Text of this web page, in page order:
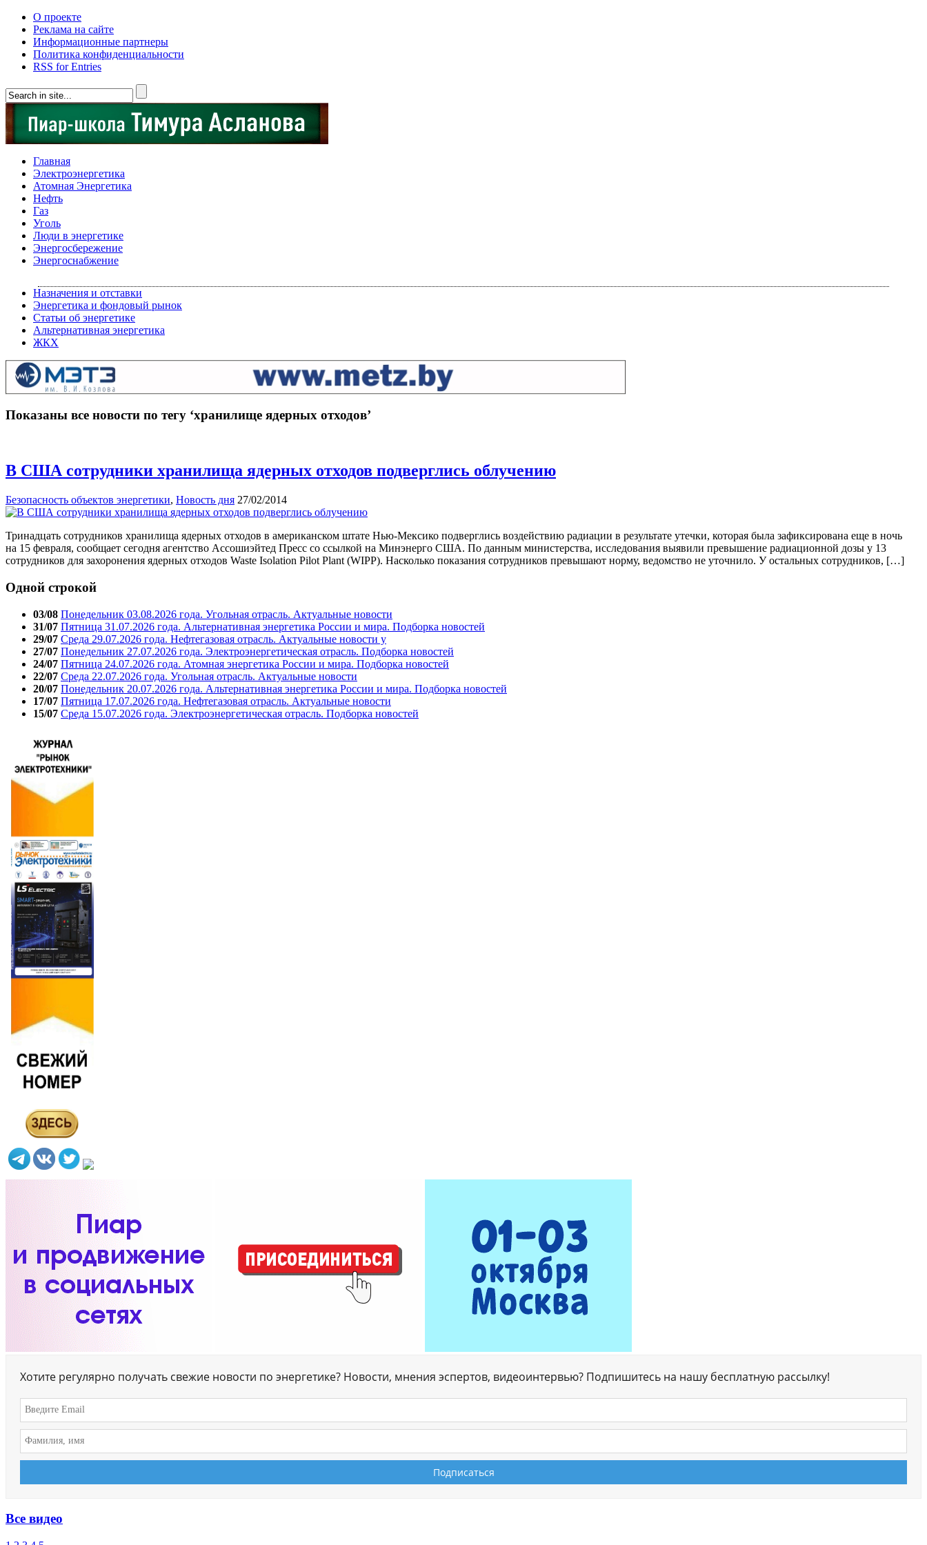
О проекте
Реклама на сайте
Информационные партнеры
Политика конфиденциальности
RSS for Entries
Главная
Электроэнергетика
Атомная Энергетика
Нефть
Газ
Уголь
Люди в энергетике
Энергосбережение
Энергоснабжение
Назначения и отставки
Энергетика и фондовый рынок
Статьи об энергетике
Альтернативная энергетика
ЖКХ
Показаны все новости по тегу ‘хранилище ядерных отходов’
В США сотрудники хранилища ядерных отходов подверглись облучению
Безопасность объектов энергетики, Новость дня 27/02/2014
Тринадцать сотрудников хранилища ядерных отходов в американском штате Нью-Мексико подверглись воздействию радиации в результате утечки, которая была зафиксирована еще в ночь
на 15 февраля, сообщает сегодня агентство Ассошиэйтед Пресс со ссылкой на Минэнерго США. По данным министерства, исследования выявили превышение радиационной дозы у 13
сотрудников для захоронения ядерных отходов Waste Isolation Pilot Plant (WIPP). Насколько показания сотрудников превышают норму, ведомство не уточнило. У остальных сотрудников, […]
Одной строкой
03/08 Понедельник 03.08.2026 года. Угольная отрасль. Актуальные новости
31/07 Пятница 31.07.2026 года. Альтернативная энергетика России и мира. Подборка новостей
29/07 Среда 29.07.2026 года. Нефтегазовая отрасль. Актуальные новости у
27/07 Понедельник 27.07.2026 года. Электроэнергетическая отрасль. Подборка новостей
24/07 Пятница 24.07.2026 года. Атомная энергетика России и мира. Подборка новостей
22/07 Среда 22.07.2026 года. Угольная отрасль. Актуальные новости
20/07 Понедельник 20.07.2026 года. Альтернативная энергетика России и мира. Подборка новостей
17/07 Пятница 17.07.2026 года. Нефтегазовая отрасль. Актуальные новости
15/07 Среда 15.07.2026 года. Электроэнергетическая отрасль. Подборка новостей
Хотите регулярно получать свежие новости по энергетике? Новости, мнения эспертов, видеоинтервью? Подпишитесь на нашу бесплатную рассылку!
Все видео